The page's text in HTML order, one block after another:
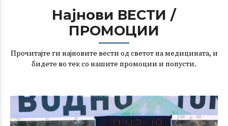
Најнови ВЕСТИ /
ПРОМОЦИИ
Прочитајте ги најновите вести од светот на медицината, и
бидете во тек со нашите промоции и попусти.